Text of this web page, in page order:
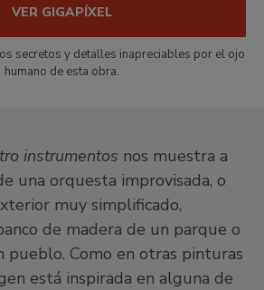
VER GIGAPÍXEL
secretos y detalles inapreciables por el ojo
humano de esta obra.
instrumentos nos muestra a
una orquesta improvisada, o
muy simplificado,
de madera de un parque o
pueblo. Como en otras pinturas
está inspirada en alguna de